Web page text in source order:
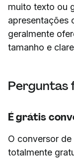
muito texto ou
apresentações
geralmente
tamanho e
Perguntas
É grátis
O conversor de
totalmente